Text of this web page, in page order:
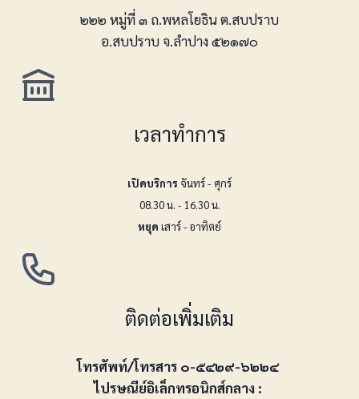
๒๒๒ หมู่ที่ ๓ ถ.พหลโยธิน ต.สบปราบ
อ.สบปราบ จ.ลำปาง ๕๒๑๗๐
เวลาทำการ
เปิดบริการ จันทร์ - ศุกร์
08.30 น. - 16.30 น.
หยุด เสาร์ - อาทิตย์
ติดต่อเพิ่มเติม
โทรศัพท์/โทรสาร ๐-๕๔๒๙-๖๒๒๔
ไปรษณีย์อิเล็กทรอนิกส์กลาง :